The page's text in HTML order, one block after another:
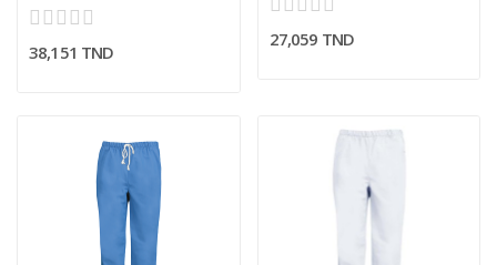
38,151 TND
27,059 TND